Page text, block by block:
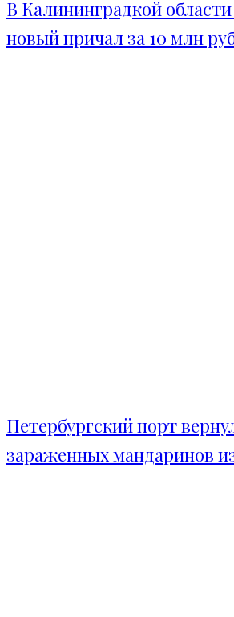
В Калининградкой
новый причал за 10 млн
Петербургский порт
зараженных мандаринов